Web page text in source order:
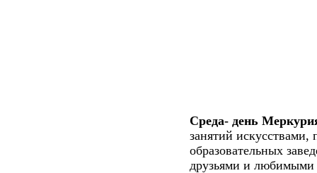
Среда- день
занятий
образовательных
друзьями и